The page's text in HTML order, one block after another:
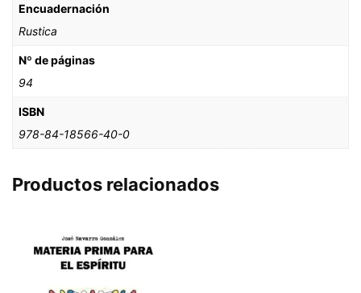
Encuadernación
Rustica
Nº de páginas
94
ISBN
978-84-18566-40-0
Productos relacionados